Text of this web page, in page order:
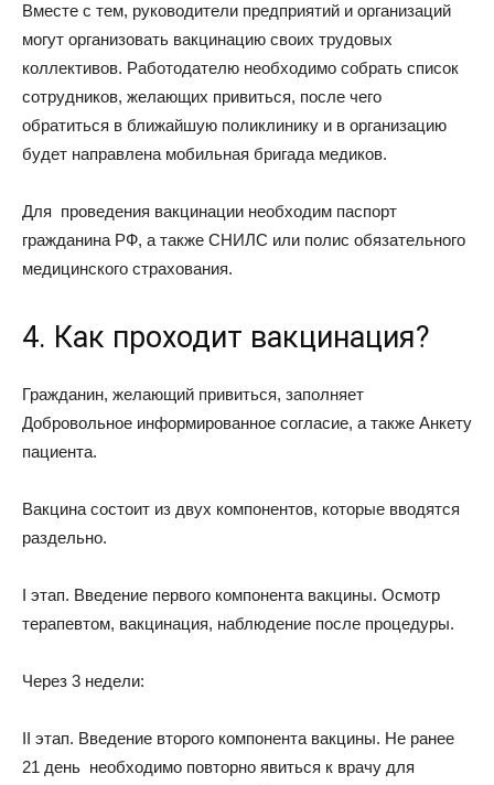
Вместе с тем, руководители предприятий и организаций
могут организовать вакцинацию своих трудовых
коллективов. Работодателю необходимо собрать список
сотрудников, желающих привиться, после чего
обратиться в ближайшую поликлинику и в организацию
будет направлена мобильная бригада медиков.
Для проведения вакцинации необходим паспорт
гражданина РФ, а также СНИЛС или полис обязательного
медицинского страхования.
4. Как проходит вакцинация?
Гражданин, желающий привиться, заполняет
Добровольное информированное согласие, а также Анкету
пациента.
Вакцина состоит из двух компонентов, которые вводятся
раздельно.
I этап. Введение первого компонента вакцины. Осмотр
терапевтом, вакцинация, наблюдение после процедуры.
Через 3 недели:
II этап. Введение второго компонента вакцины. Не ранее
21 день необходимо повторно явиться к врачу для